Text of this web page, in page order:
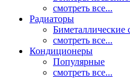
смотреть все...
Радиаторы
Биметаллические
смотреть все...
Кондиционеры
Популярные
смотреть все...